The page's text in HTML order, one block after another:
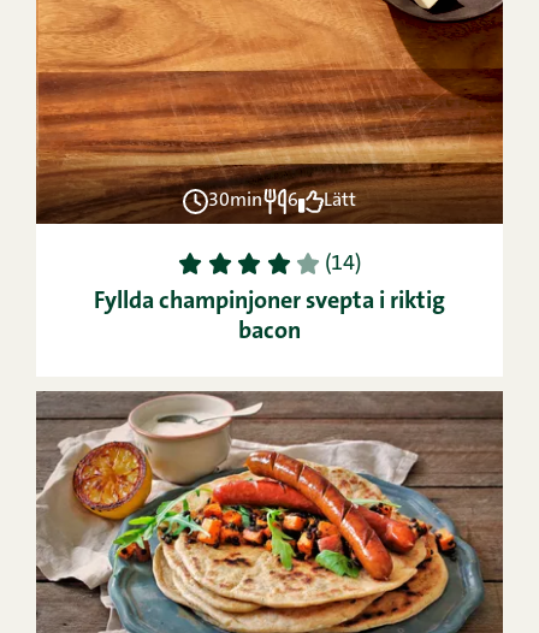
30min 6 Lätt
1 2 3 4 5 (14)
Fyllda champinjoner svepta i riktig
bacon